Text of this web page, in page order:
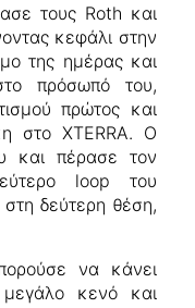
τους Roth και
κεφάλι στην
της ημέρας και
πρόσωπό του,
πρώτος και
στο XTERRA. Ο
και πέρασε τον
loop του
στη δεύτερη θέση,
να κάνει
κενό και